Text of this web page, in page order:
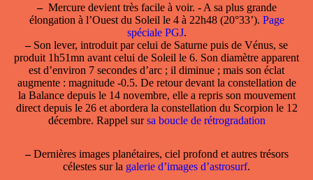
– Mercure devient très facile à voir. - A sa plus grande
élongation à l’Ouest du Soleil le 4 à 22h48 (20°33’). Page
spéciale PGJ.
–Son lever, introduit par celui de Saturne puis de Vénus, se
produit 1h51mn avant celui de Soleil le 6. Son diamètre apparent
est d’environ 7 secondes d’arc ; il diminue ; mais son éclat
augmente : magnitude -0.5. De retour devant la constellation de
la Balance depuis le 14 novembre, elle a repris son mouvement
direct depuis le 26 et abordera la constellation du Scorpion le 12
décembre. Rappel sursa boucle de rétrogradation
–Dernières images planétaires, ciel profond et autres trésors
célestes sur la galerie d’images d’astrosurf.